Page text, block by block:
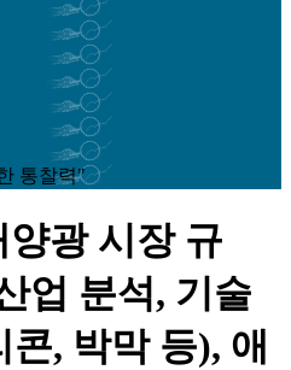
통찰력"
광 시장 규
업 분석, 기술
, 박막 등), 애